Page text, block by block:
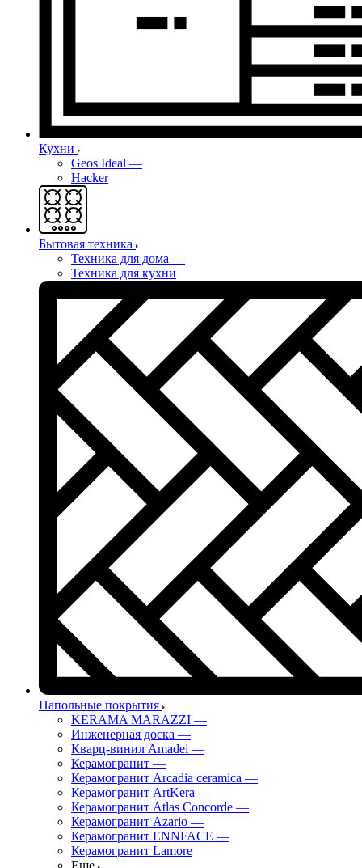
Кухни
Geos Ideal —
Hacker
Бытовая техника
Техника для дома —
Техника для кухни
Напольные покрытия
KERAMA MARAZZI —
Инженерная доска —
Кварц-винил Amadei —
Керамогранит —
Керамогранит Arcadia ceramica —
Керамогранит ArtKera —
Керамогранит Atlas Concorde —
Керамогранит Azario —
Керамогранит ENNFACE —
Керамогранит Lamore
Еще